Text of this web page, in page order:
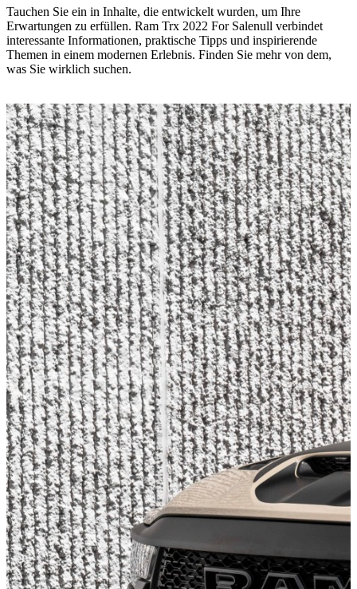
Tauchen Sie ein in Inhalte, die entwickelt wurden, um Ihre
Erwartungen zu erfüllen. Ram Trx 2022 For Salenull verbindet
interessante Informationen, praktische Tipps und inspirierende
Themen in einem modernen Erlebnis. Finden Sie mehr von dem,
was Sie wirklich suchen.